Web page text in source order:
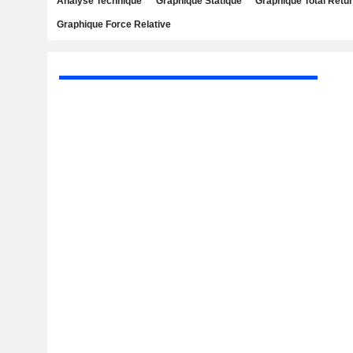
Graphique Force Relative